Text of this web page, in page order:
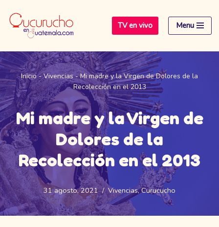
Saltar
contenido
TV en vivo Menu
Inicio-Vivencias-Mi madre y la Virgen de Dolores de la
Recolección en el 2013
Mi madre y la Virgen de
Dolores de la
Recolección en el 2013
31 agosto, 2021 Vivencias,Curucucho